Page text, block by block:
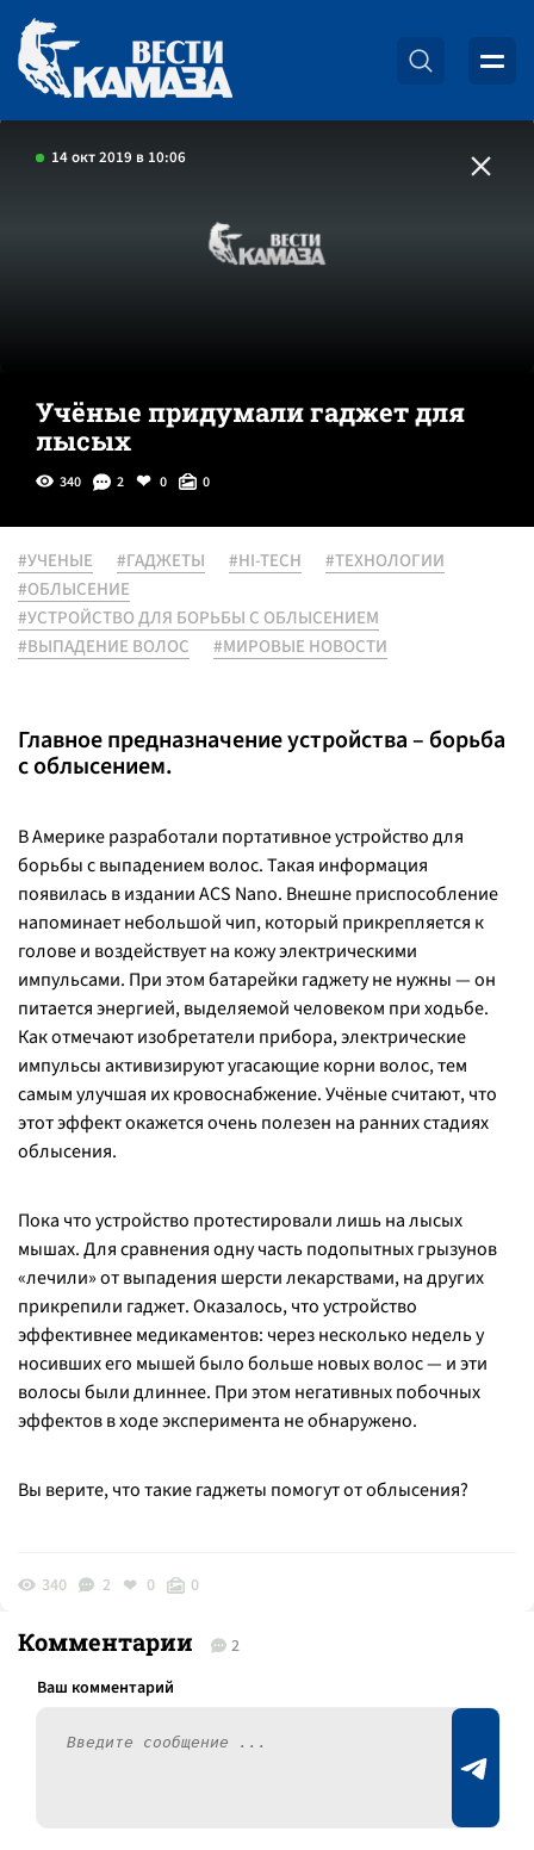
14 окт 2019 в 10:06
Учёные придумали гаджет для
лысых
340 2 0 0
#УЧЕНЫЕ #ГАДЖЕТЫ #HI-TECH
#ТЕХНОЛОГИИ
#ОБЛЫСЕНИЕ
#УСТРОЙСТВО ДЛЯ БОРЬБЫ С ОБЛЫСЕНИЕМ
#ВЫПАДЕНИЕ ВОЛОС
#МИРОВЫЕ НОВОСТИ
Главное предназначение устройства – борьба
с облысением.
В Америке разработали портативное устройство для
борьбы с выпадением волос. Такая информация
появилась в издании ACS Nano. Внешне приспособление
напоминает небольшой чип, который прикрепляется к
голове и воздействует на кожу электрическими
импульсами. При этом батарейки гаджету не нужны — он
питается энергией, выделяемой человеком при ходьбе.
Как отмечают изобретатели прибора, электрические
импульсы активизируют угасающие корни волос, тем
самым улучшая их кровоснабжение. Учёные считают, что
этот эффект окажется очень полезен на ранних стадиях
облысения.
Пока что устройство протестировали лишь на лысых
мышах. Для сравнения одну часть подопытных грызунов
«лечили» от выпадения шерсти лекарствами, на других
прикрепили гаджет. Оказалось, что устройство
эффективнее медикаментов: через несколько недель у
носивших его мышей было больше новых волос — и эти
волосы были длиннее. При этом негативных побочных
эффектов в ходе эксперимента не обнаружено.
Вы верите, что такие гаджеты помогут от облысения?
340 2 0 0
Комментарии 2